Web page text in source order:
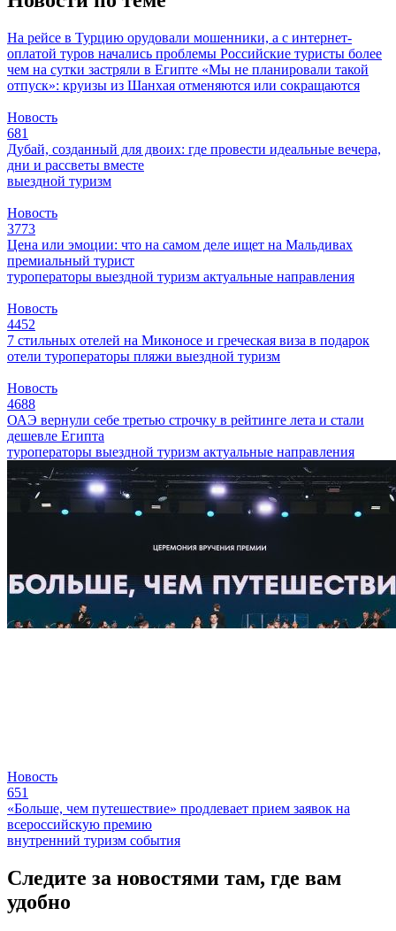
На рейсе в Турцию орудовали мошенники, а с интернет-
оплатой туров начались проблемы Российские туристы более
чем на сутки застряли в Египте «Мы не планировали такой
отпуск»: круизы из Шанхая отменяются или сокращаются
Новость
681
Дубай, созданный для двоих: где провести идеальные вечера,
дни и рассветы вместе
выездной туризм
Новость
3773
Цена или эмоции: что на самом деле ищет на Мальдивах
премиальный турист
туроператоры выездной туризм актуальные направления
Новость
4452
7 стильных отелей на Миконосе и греческая виза в подарок
отели туроператоры пляжи выездной туризм
Новость
4688
ОАЭ вернули себе третью строчку в рейтинге лета и стали
дешевле Египта
туроператоры выездной туризм актуальные направления
Новость
651
«Больше, чем путешествие» продлевает прием заявок на
всероссийскую премию
внутренний туризм события
Следите за новостями там, где вам
удобно